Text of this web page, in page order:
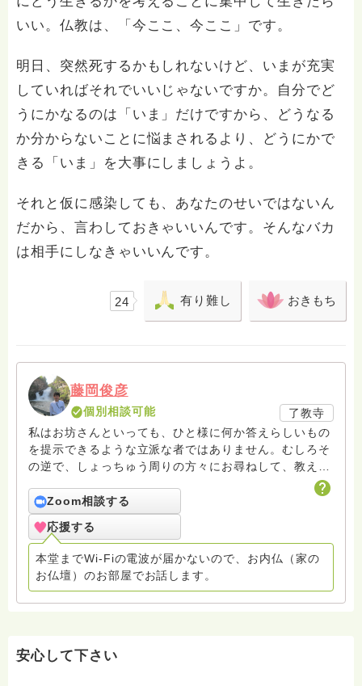
いい。仏教は、「今ここ、今ここ」です。
明日、突然死するかもしれないけど、いまが充実
していればそれでいいじゃないですか。自分でど
うにかなるのは「いま」だけですから、どうなる
か分からないことに悩まされるより、どうにかで
きる「いま」を大事にしましょうよ。
それと仮に感染しても、あなたのせいではないん
だから、言わしておきゃいいんです。そんなバカ
は相手にしなきゃいいんです。
24 有り難し おきもち
藤岡俊彦
個別相談可能
了教寺
私はお坊さんといっても、ひと様に何か答えらしいもの
を提示できるような立派な者ではありません。むしろそ
の逆で、しょっちゅう周りの方々にお尋ねして、教えて
もらって生きています。質問について考え、答えようと
悩むことで私自身が学び、僧侶として少しでも成長して
いけたら、と思っています。 youtube法話を始めまし
た。私の名前ですぐ見つけていただきます。
Zoom相談する
応援する
本堂までWi-Fiの電波が届かないので、お内仏（家の
お仏壇）のお部屋でお話します。
安心して下さい